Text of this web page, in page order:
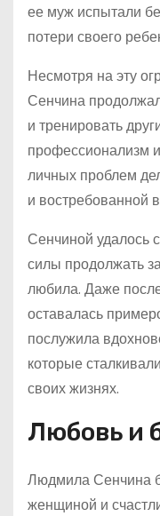
ее муж испытали
потери своего
Несмотря на эту
Сенчина
и тренировать
профессионализм
личных проблем
и востребованной
Сенчиной удалось
силы продолжать
любила. Даже
оставалась
послужила
которые
своих жизнях.
Любовь и
Людмила Сенчина
женщиной и